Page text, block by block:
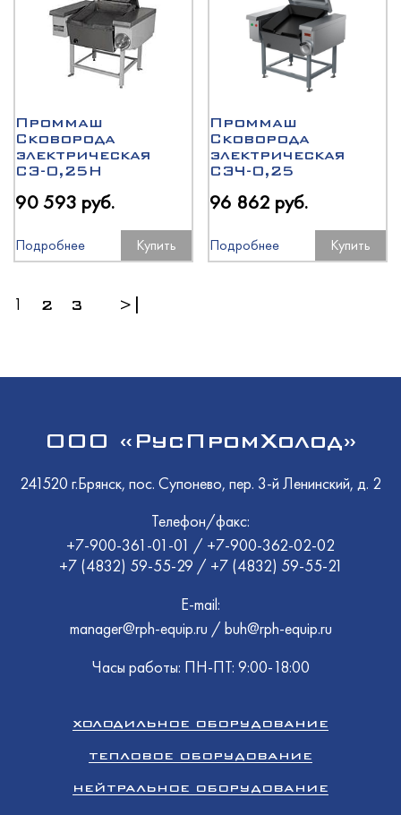
Проммаш
Сковорода
электрическая
СЭ-0,25Н
90 593 руб.
Подробнее Купить
Проммаш
Сковорода
электрическая
СЭЧ-0,25
96 862 руб.
Подробнее Купить
1 2 3 >|
ООО «РусПромХолод»
241520 г.Брянск, пос. Супонево, пер. 3-й Ленинский, д. 2
Телефон/факс:
+7-900-361-01-01 / +7-900-362-02-02
+7 (4832) 59-55-29 / +7 (4832) 59-55-21
E-mail:
manager@rph-equip.ru / buh@rph-equip.ru
Часы работы: ПН-ПТ: 9:00-18:00
ХОЛОДИЛЬНОЕ ОБОРУДОВАНИЕ
ТЕПЛОВОЕ ОБОРУДОВАНИЕ
НЕЙТРАЛЬНОЕ ОБОРУДОВАНИЕ